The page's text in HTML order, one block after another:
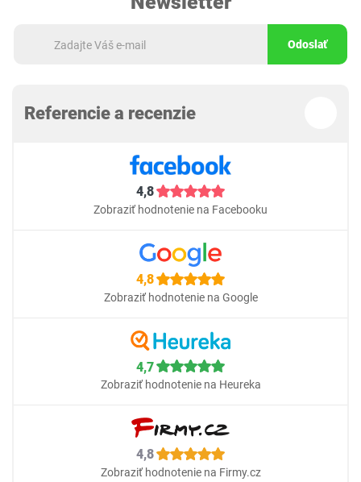
Odoslať
Referencie a recenzie
4,8
Zobraziť hodnotenie na Facebooku
4,8
Zobraziť hodnotenie na Google
4,7
Zobraziť hodnotenie na Heureka
4,8
Zobraziť hodnotenie na Firmy.cz